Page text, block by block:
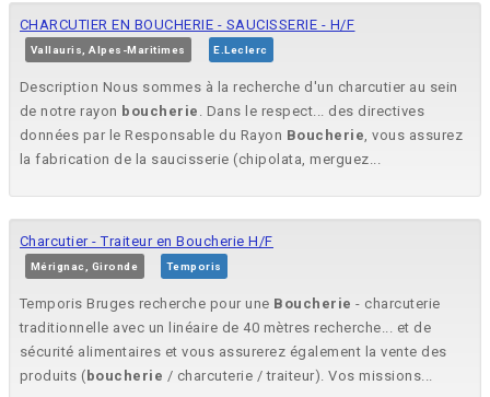
CHARCUTIER EN BOUCHERIE - SAUCISSERIE - H/F
Vallauris, Alpes-Maritimes E.Leclerc
Description Nous sommes à la recherche d'un charcutier au sein
de notre rayon boucherie . Dans le respect... des directives
données par le Responsable du Rayon Boucherie, vous assurez
la fabrication de la saucisserie (chipolata, merguez...
Charcutier - Traiteur en Boucherie H/F
Mérignac, Gironde Temporis
Temporis Bruges recherche pour une Boucherie - charcuterie
traditionnelle avec un linéaire de 40 mètres recherche... et de
sécurité alimentaires et vous assurerez également la vente des
produits ( boucherie / charcuterie / traiteur). Vos missions...